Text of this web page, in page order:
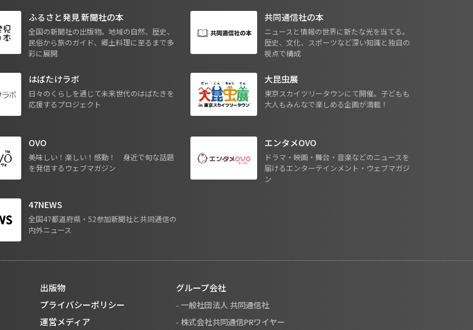
ふるさと発見 新聞社の本
全国の新聞社の出版物。地域の自然、歴史、
民俗から旅のガイド、郷土料理に至るまで多
彩に展開
共同通信社の本
ニュースと情報の世界に新たな光を当てる。
歴史、文化、スポーツなど深い知識と独自の
視点で構成
はばたけラボ
日々のくらしを通じて未来世代のはばたきを
応援するプロジェクト
大昆虫展
東京スカイツリータウンにて開催。子どもも
大人もみんなで楽しめる企画が満載！
OVO
美味しい！楽しい！感動！ 身近で旬な話題
を発信するウェブマガジン
エンタメOVO
ドラマ・映画・舞台・音楽などのニュースを
届けるエンターテインメント・ウェブマガジ
ン
47NEWS
全国47都道府県・52参加新聞社と共同通信の
内外ニュース
出版物
プライバシーポリシー
運営メディア
グループ会社
- 一般社団法人 共同通信社
- 株式会社共同通信PRワイヤー